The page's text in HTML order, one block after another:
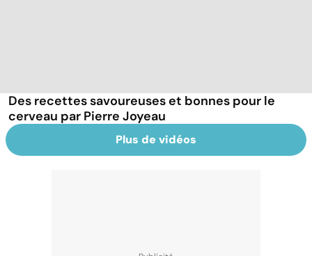
Des recettes savoureuses et bonnes pour le
cerveau par Pierre Joyeau
Plus de vidéos